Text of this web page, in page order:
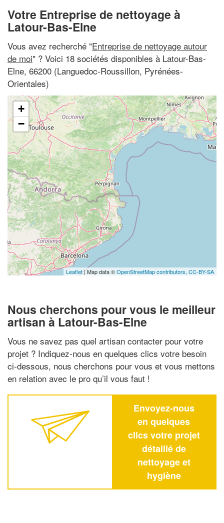
Votre Entreprise de nettoyage à
Latour-Bas-Elne
Vous avez recherché "Entreprise de nettoyage autour
de moi" ? Voici 18 sociétés disponibles à Latour-Bas-
Elne, 66200 (Languedoc-Roussillon, Pyrénées-
Orientales)
+
−
Leaflet | Map data ©OpenStreetMap contributors, CC-BY-SA
Nous cherchons pour vous le meilleur
artisan à Latour-Bas-Elne
Vous ne savez pas quel artisan contacter pour votre
projet ? Indiquez-nous en quelques clics votre besoin
ci-dessous, nous cherchons pour vous et vous mettons
en relation avec le pro qu’il vous faut !
Envoyez-nous
en quelques
clics votre projet
détaillé de
nettoyage et
hygiène